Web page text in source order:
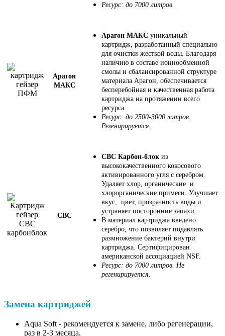
Ресурс: до 7000 литров.
Арагон
МАКС
Арагон МАКС уникальный
картридж, разработанный специально
для очистки жесткой воды. Благодаря
наличию в составе ионнообменной
смолы и сбалансированной структуре
материала Арагон, обеспечивается
бесперебойная и качественная работа
картриджа на протяжении всего
ресурса.
Ресурс: до 2500-3000 литров.
Регенирируется.
СВС
СВС Карбон-блок из
высококачественного кокосового
активированного угля с серебром.
Удаляет хлор, органические и
хлорорганические примеси. Улучшает
вкус, цвет, прозрачность воды и
устраняет посторонние запахи.
В материал картриджа введено
серебро, что позволяет подавлять
размножение бактерий внутри
картриджа. Сертифицирован
американской ассоциацией NSF.
Ресурс: до 7000 литров. Не
регенирируется.
Замена картриджей
Aqua Soft - рекомендуется к замене, либо регенерации,
раз в 2-3 месяца,